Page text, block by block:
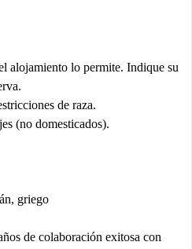
alojamiento lo permite. Indique su
de raza.
(no domesticados).
griego
de colaboración exitosa con